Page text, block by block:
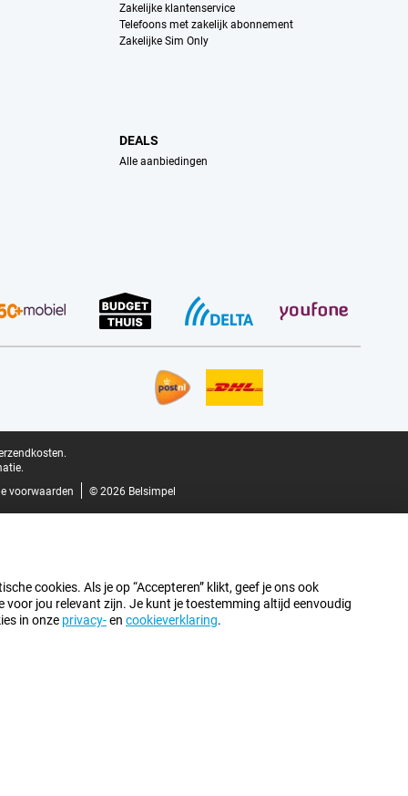
Zakelijke klantenservice
Telefoons met zakelijk abonnement
Zakelijke Sim Only
DEALS
Alle aanbiedingen
voorwaarden © 2026 Belsimpel
cookies. Als je op “Accepteren” klikt, geef je ons ook
jou relevant zijn. Je kunt je toestemming altijd eenvoudig
in onze privacy-en cookieverklaring.